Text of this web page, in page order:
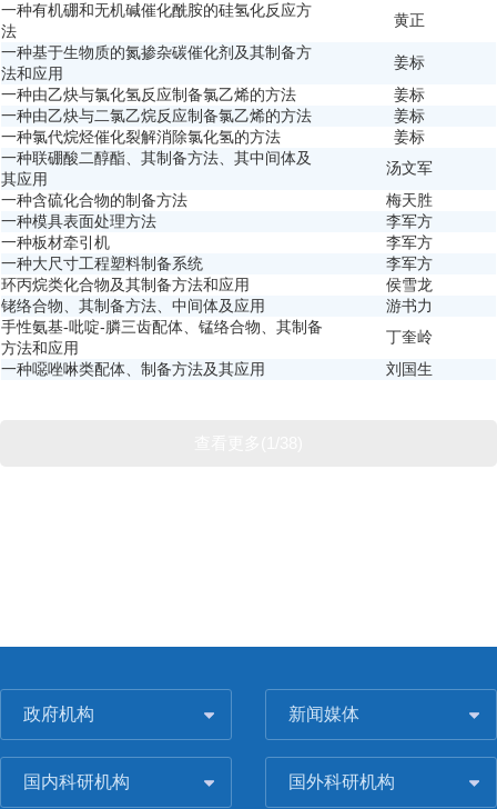
一种有机硼和无机碱催化酰胺的硅氢化反应方
法
黄正
一种基于生物质的氮掺杂碳催化剂及其制备方
法和应用
姜标
一种由乙炔与氯化氢反应制备氯乙烯的方法
姜标
一种由乙炔与二氯乙烷反应制备氯乙烯的方法
姜标
一种氯代烷烃催化裂解消除氯化氢的方法
姜标
一种联硼酸二醇酯、其制备方法、其中间体及
其应用
汤文军
一种含硫化合物的制备方法
梅天胜
一种模具表面处理方法
李军方
一种板材牵引机
李军方
一种大尺寸工程塑料制备系统
李军方
环丙烷类化合物及其制备方法和应用
侯雪龙
铑络合物、其制备方法、中间体及应用
游书力
手性氨基-吡啶-膦三齿配体、锰络合物、其制备
方法和应用
丁奎岭
一种噁唑啉类配体、制备方法及其应用
刘国生
政府机构 新闻媒体
国内科研机构 国外科研机构